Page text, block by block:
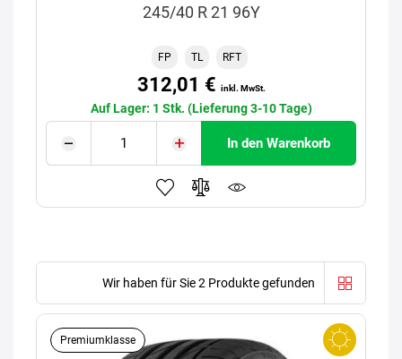
245/40 R 21 96Y
FP TL RFT
312,01 € inkl. MwSt.
Auf Lager: 1 Stk. (Lieferung 3-10 Tage)
In den Warenkorb
Wir haben für Sie 2 Produkte gefunden
Premiumklasse